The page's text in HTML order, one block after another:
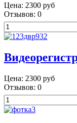
Цена: 2300 руб
Отзывов: 0
Цена: 2300 руб
Отзывов: 0